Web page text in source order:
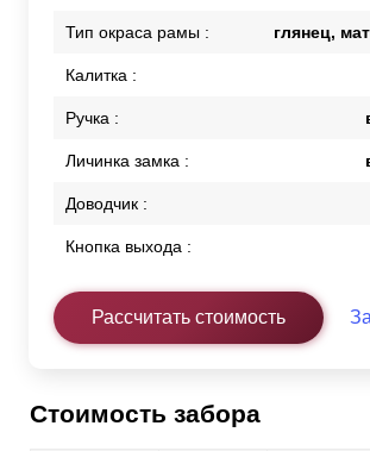
Тип окраса рамы : глянец,
Калитка :
Ручка :
Личинка замка :
Доводчик :
Кнопка выхода :
Рассчитать стоимость
Стоимость забора